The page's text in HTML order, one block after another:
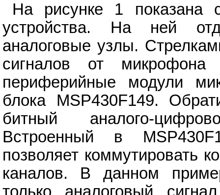
На рисунке 1 показана
устройства. На ней
аналоговые узлы.
сигналов от микрофона
периферийные модули
блока MSP430F149.
битный аналого-
Встроенный в
позволяет коммутировать
каналов. В данном